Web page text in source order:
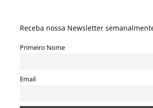
Receba nossa Newsletter
Primeiro Nome
Email